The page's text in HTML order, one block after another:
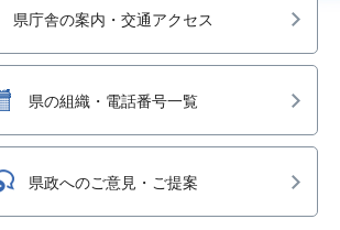
県庁舎の案内・交通アクセス
県の組織・電話番号一覧
県政へのご意見・ご提案